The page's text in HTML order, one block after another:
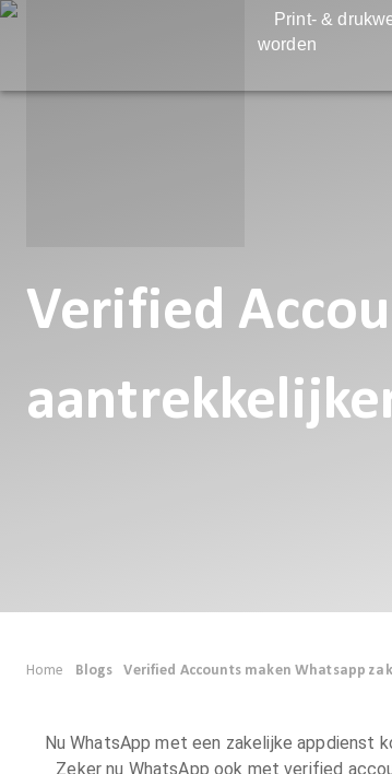
Print- &
worden
Verified
Home Blogs Verified Accounts maken Whatsapp
Nu WhatsApp met een zakelijke appdienst
Zeker nu WhatsApp ook met verified